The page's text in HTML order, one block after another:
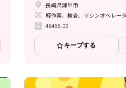
長崎県諫早市
46465-00
キープする